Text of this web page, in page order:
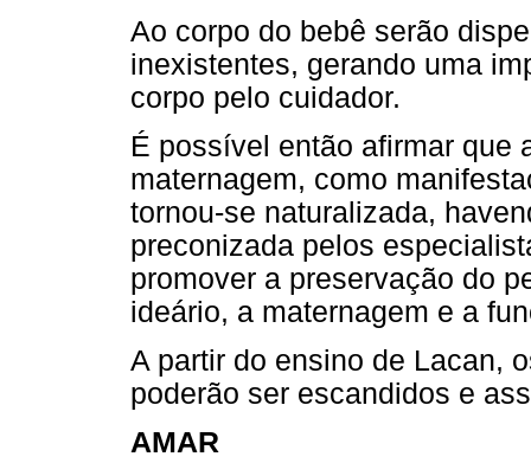
Ao corpo do bebê serão
inexistentes, gerando uma
corpo pelo cuidador.
É possível então afirmar que
maternagem, como
tornou-se naturalizada,
preconizada pelos
promover a preservação do
ideário, a maternagem e a
A partir do ensino de Lacan,
poderão ser escandidos e
AMAR